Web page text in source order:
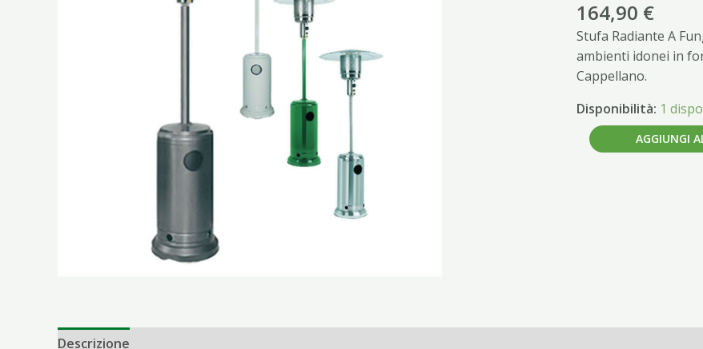
164,90 €
Stufa Radiante A
ambienti idonei in
Cappellano.
Disponibilità: 1
13
quantità
AGGIUNGI
Descrizione